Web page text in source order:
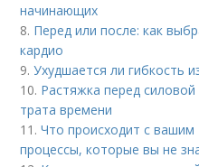
начинающих
8. Перед или после: как
кардио
9.Ухудшается ли гибкость
10. Растяжка перед
трата времени
11.Что происходит с вашим
процессы, которые вы не